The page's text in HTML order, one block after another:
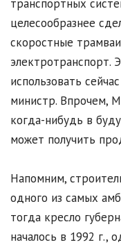
транспортных
целесообразнее
скоростные
электротранспорт.
использовать
министр. Впрочем,
когда-нибудь в
может получить
Напомним,
одного из самых
тогда кресло
началось в 1992 г.,